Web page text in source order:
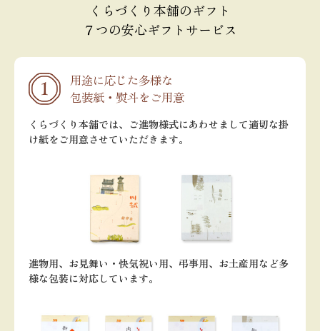
くらづくり本舗のギフト
７つの安心ギフトサービス
用途に応じた多様な
包装紙・熨斗をご用意
くらづくり本舗では、ご進物様式にあわせまして適切な掛
け紙をご用意させていただきます。
進物用、お見舞い・快気祝い用、弔事用、お土産用など多
様な包装に対応しています。